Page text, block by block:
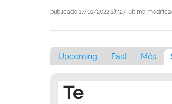
publicado 17/01/2022 18h27, última
Upcoming Past Mês
Te